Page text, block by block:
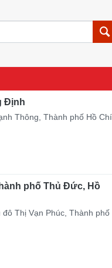
Định
Thông, Thành phố Hồ Chí
phố Thủ Đức, Hồ
Thị Vạn Phúc, Thành phố